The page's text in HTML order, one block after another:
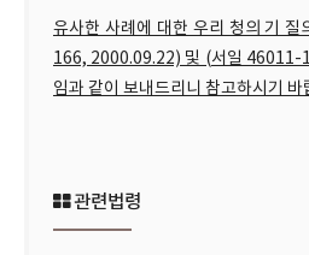
유사한 사례에 대한 우리 청의 기
166, 2000.09.22) 및 (서일
임과 같이 보내드리니 참고하시기 바
관련법령